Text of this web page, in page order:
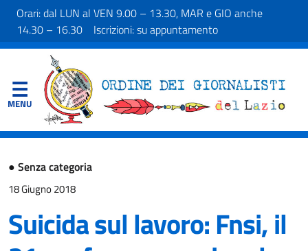
Orari: dal LUN al VEN 9.00 – 13.30, MAR e GIO anche
14.30 – 16.30 Iscrizioni: su appuntamento
● Senza categoria
18 Giugno 2018
Suicida sul lavoro: Fnsi, il